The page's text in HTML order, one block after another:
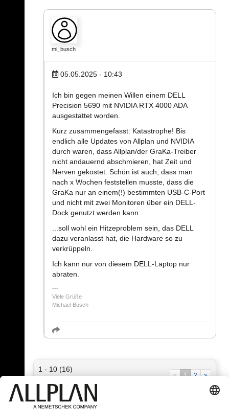
mi_busch
05.05.2025 - 10:43
Ich bin gegen meinen Willen einem DELL
Precision 5690 mit NVIDIA RTX 4000 ADA
ausgestattet worden.
Kurz zusammengefasst: Katastrophe! Bis
endlich alle Updates von Allplan und NVIDIA
durch waren, dass Allplan/der GraKa-Treiber
nicht andauernd abschmieren, hat Zeit und
Nerven gekostet. Schön ist auch, dass man
nach x Wochen feststellen musste, dass die
GraKa nur an einem(!) bestimmten USB-C-Port
und nicht mit zwei Monitoren über ein DELL-
Dock genutzt werden kann...
...soll wohl ein Hitzeproblem sein, das DELL
dazu veranlasst hat, die Hardware so zu
verkrüppeln.
Ich kann nur von diesem DELL-Laptop nur
abraten.
Viele Grüße
Michael Busch
1 - 10 (16)
« 1 2 »